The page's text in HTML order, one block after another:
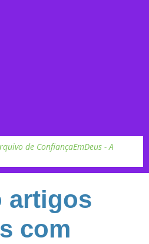
de ConfiançaEmDeus - A
artigos
com